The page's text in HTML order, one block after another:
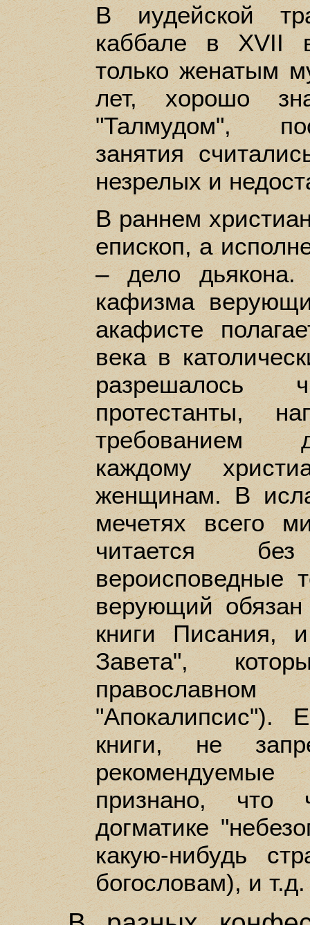
В иудейской
каббале в XVII
только женатым
лет, хорошо
"Талмудом",
занятия
незрелых и
В раннем
епископ, а
– дело
кафизма
акафисте
века в
протестанты,
требованием
каждому
женщинам. В
мечетях всего
читается
вероисповедные
верующий обязан
книги Писания,
Завета",
"Апокалипсис").
книги, не
признано, что
догматике
какую-нибудь
богословам), и т.д.